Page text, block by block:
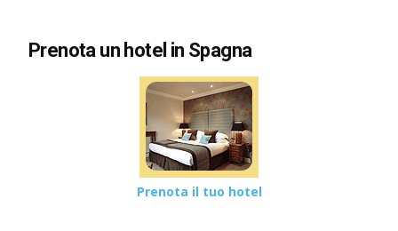
Prenota un hotel in Spagna
Prenota il tuo hotel